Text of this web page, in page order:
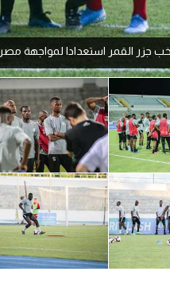
جزر القمر استعدادا لمواجهة مصر